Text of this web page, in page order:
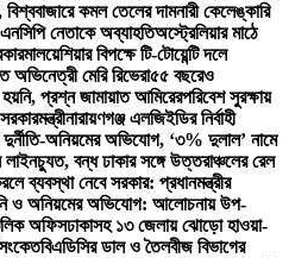
কমল তেলের দামনারী কেলেঙ্কারি
নেতাকে অব্যাহতিঅস্ট্রেলিয়ার মাঠে
মালয়েশিয়ার বিপক্ষে টি-টোয়েন্টি দলে
অভিনেত্রী মেরি রিভেরা৫৫ বছরেও
প্রশ্ন জামায়াত আমিরেরপরিবেশ সুরক্ষায়
নারায়ণগঞ্জ এলজিইডির নির্বাহী
অনিয়মের অভিযোগ, ‘৩% দুলাল’ নামে
লাইনচ্যুত, বন্ধ ঢাকার সঙ্গে উত্তরাঞ্চলের রেল
ব্যবস্থা নেবে সরকার: প্রধানমন্ত্রীর
ও অনিয়মের অভিযোগ: আলোচনায় উপ-
অফিসঢাকাসহ ১৩ জেলায় ঝোড়ো হাওয়া-
বিএডিসির ডাল ও তৈলবীজ বিভাগের